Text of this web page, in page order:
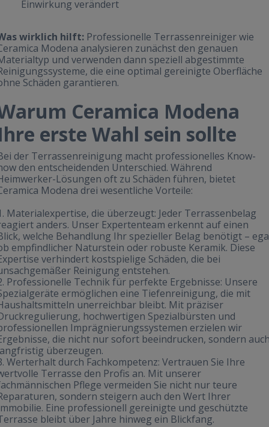
Einwirkung verändert
wirklich hilft: Professionelle Terrassenreiniger wie
Modena analysieren zunächst den genauen
und verwenden dann speziell abgestimmte
die eine optimal gereinigte Oberfläche
Schäden garantieren.
Ceramica Modena
erste Wahl sein sollte
der Terrassenreinigung macht professionelles Know-
den entscheidenden Unterschied. Während
Lösungen oft zu Schäden führen, bietet
Modena drei wesentliche Vorteile:
Materialexpertise, die überzeugt: Jeder Terrassenbelag
anders. Unser Expertenteam erkennt auf einen
welche Behandlung Ihr spezieller Belag benötigt –
empfindlicher Naturstein oder robuste Keramik. Diese
verhindert kostspielige Schäden, die bei
Reinigung entstehen.
Professionelle Technik für perfekte Ergebnisse: Unsere
ermöglichen eine Tiefenreinigung, die mit
unerreichbar bleibt. Mit präziser
hochwertigen Spezialbürsten und
Imprägnierungssystemen erzielen wir
die nicht nur sofort beeindrucken, sondern
überzeugen.
Werterhalt durch Fachkompetenz: Vertrauen Sie Ihre
Terrasse den Profis an. Mit unserer
Pflege vermeiden Sie nicht nur teure
sondern steigern auch den Wert Ihrer
Eine professionell gereinigte und geschützte
bleibt über Jahre hinweg ein Blickfang.